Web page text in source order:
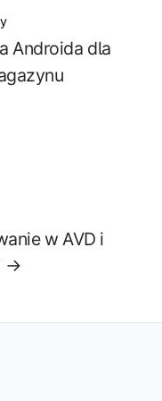
Androida dla
w AVD i
→